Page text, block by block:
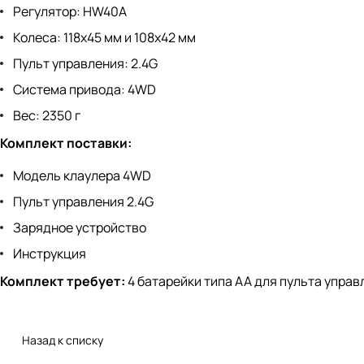
Регулятор: HW40A
Колеса: 118x45 мм и 108x42 мм
Пульт управления: 2.4G
Система привода: 4WD
Вес: 2350 г
Комплект поставки:
Модель клаулера 4WD
Пульт управления 2.4G
Зарядное устройство
Инструкция
Комплект требует:4 батарейки типа АА для пульта
Назад к списку